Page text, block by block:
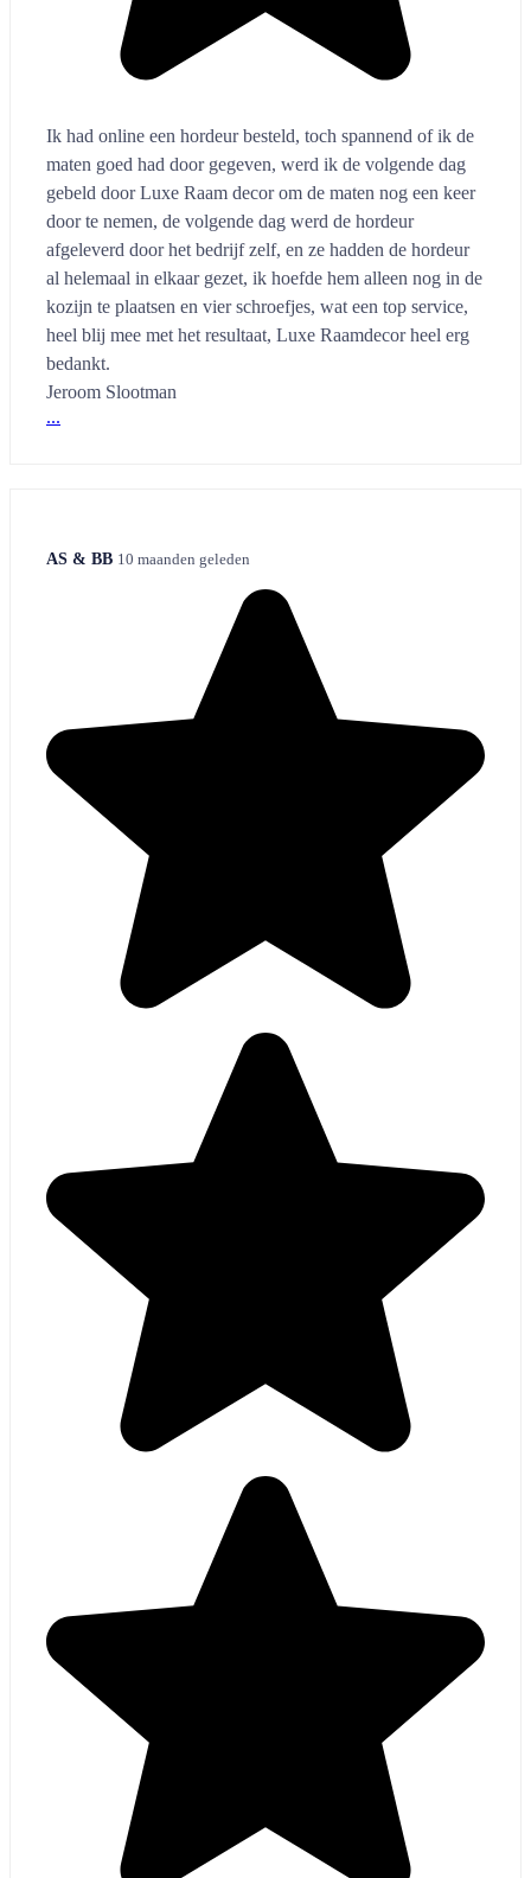
Ik had online een hordeur besteld, toch spannend of ik de
maten goed had door gegeven, werd ik de volgende dag
gebeld door Luxe Raam decor om de maten nog een keer
door te nemen, de volgende dag werd de hordeur
afgeleverd door het bedrijf zelf, en ze hadden de hordeur
al helemaal in elkaar gezet, ik hoefde hem alleen nog in de
kozijn te plaatsen en vier schroefjes, wat een top service,
heel blij mee met het resultaat, Luxe Raamdecor heel erg
bedankt.
Jeroom Slootman
...
AS & BB 10 maanden geleden